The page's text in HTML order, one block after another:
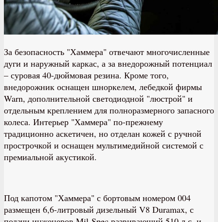
За безопасность "Хаммера" отвечают многочисленные
дуги и наружный каркас, а за внедорожный потенциал
– суровая 40-дюймовая резина. Кроме того,
внедорожник оснащен шноркелем, лебедкой фирмы
Warn, дополнительной светодиодной "люстрой" и
отдельным креплением для полноразмерного запасного
колеса. Интерьер "Хаммера" по-прежнему
традиционно аскетичен, но отделан кожей с ручной
прострочкой и оснащен мультимедийной системой с
премиальной акустикой.
Под капотом "Хаммера" с бортовым номером 004
размещен 6,6-литровый дизельный V8 Duramax, с